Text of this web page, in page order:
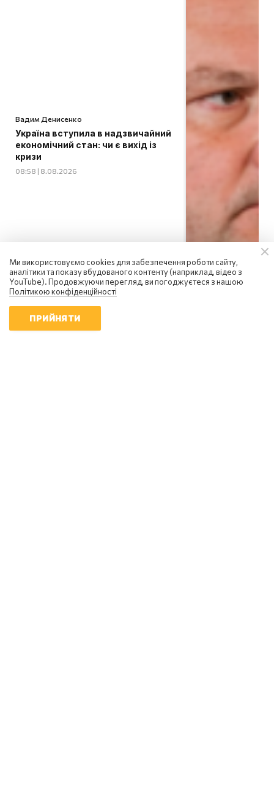
Вадим Денисенко
Україна вступила в надзвичайний
економічний стан: чи є вихід із
кризи
08:58 | 8.08.2026
Ми використовуємо cookies для забезпечення роботи сайту,
аналітики та показу вбудованого контенту (наприклад, відео з
YouTube). Продовжуючи перегляд, ви погоджуєтеся з нашою
Політикою конфіденційності
ПРИЙНЯТИ